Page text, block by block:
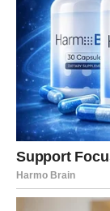
ZaJarčeve
opisivala kao